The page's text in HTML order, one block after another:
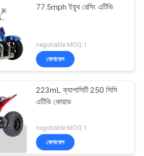
77.5mph ইয়ুথ রেসিং এটিভি
negotiable MOQ:1
যোগাযোগ
223mL ক্যাপাসিটি 250 সিসি
এটিভি কোয়াড
negotiable MOQ:1
যোগাযোগ